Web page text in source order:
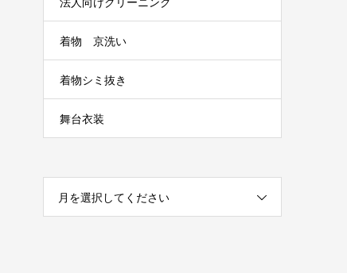
着物 京洗い
着物シミ抜き
舞台衣装
月を選択してください